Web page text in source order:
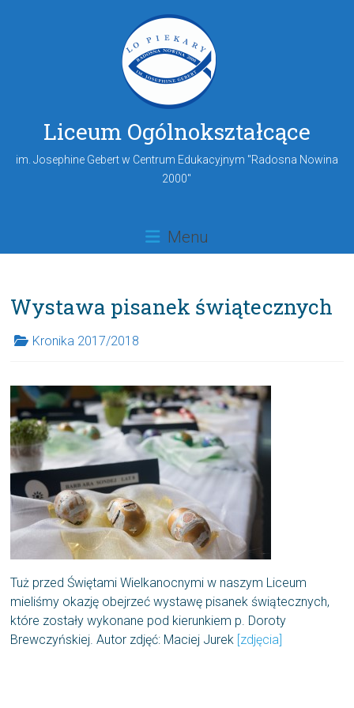
Liceum Ogólnokształcące
im. Josephine Gebert w Centrum Edukacyjnym "Radosna Nowina
2000"
Menu
Wystawa pisanek świątecznych
Kronika 2017/2018
Tuż przed Świętami Wielkanocnymi w naszym Liceum
mieliśmy okazję obejrzeć wystawę pisanek świątecznych,
które zostały wykonane pod kierunkiem p. Doroty
Brewczyńskiej. Autor zdjęć: Maciej Jurek [zdjęcia]